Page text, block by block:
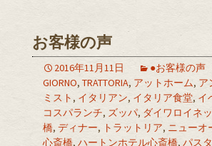
お客様の声
2016年11月11日 ●お客様の声
GIORNO, TRATTORIA, アットホーム, ア
ミスト , イタリアン, イタリア食堂, イ
コスパランチ, ズッパ, ダイワロイネ
橋, ディナー, トラットリア, ニューオ
心斎橋, ハートンホテル心斎橋, パスタ